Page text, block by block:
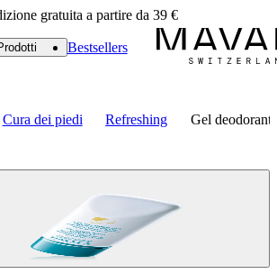
gratuita a partire da 39 €
Bestsellers
Cura dei piedi Refreshing Gel deodorante